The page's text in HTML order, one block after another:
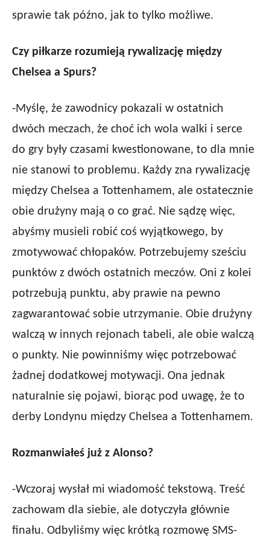
sprawie tak późno, jak to tylko możliwe.
Czy piłkarze rozumieją rywalizację między
Chelsea a Spurs?
-Myślę, że zawodnicy pokazali w ostatnich
dwóch meczach, że choć ich wola walki i serce
do gry były czasami kwestionowane, to dla mnie
nie stanowi to problemu. Każdy zna rywalizację
między Chelsea a Tottenhamem, ale ostatecznie
obie drużyny mają o co grać. Nie sądzę więc,
abyśmy musieli robić coś wyjątkowego, by
zmotywować chłopaków. Potrzebujemy sześciu
punktów z dwóch ostatnich meczów. Oni z kolei
potrzebują punktu, aby prawie na pewno
zagwarantować sobie utrzymanie. Obie drużyny
walczą w innych rejonach tabeli, ale obie walczą
o punkty. Nie powinniśmy więc potrzebować
żadnej dodatkowej motywacji. Ona jednak
naturalnie się pojawi, biorąc pod uwagę, że to
derby Londynu między Chelsea a Tottenhamem.
Rozmanwiałeś już z Alonso?
-Wczoraj wysłał mi wiadomość tekstową. Treść
zachowam dla siebie, ale dotyczyła głównie
finału. Odbyliśmy więc krótką rozmowę SMS-